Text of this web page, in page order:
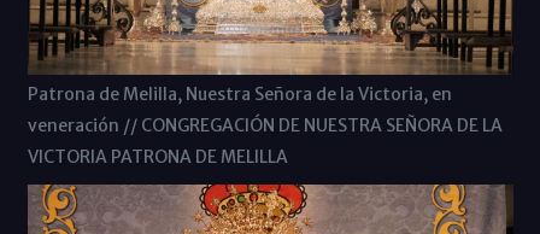
Patrona de Melilla, Nuestra Señora de la Victoria, en
veneración // CONGREGACIÓN DE NUESTRA SEÑORA DE LA
VICTORIA PATRONA DE MELILLA